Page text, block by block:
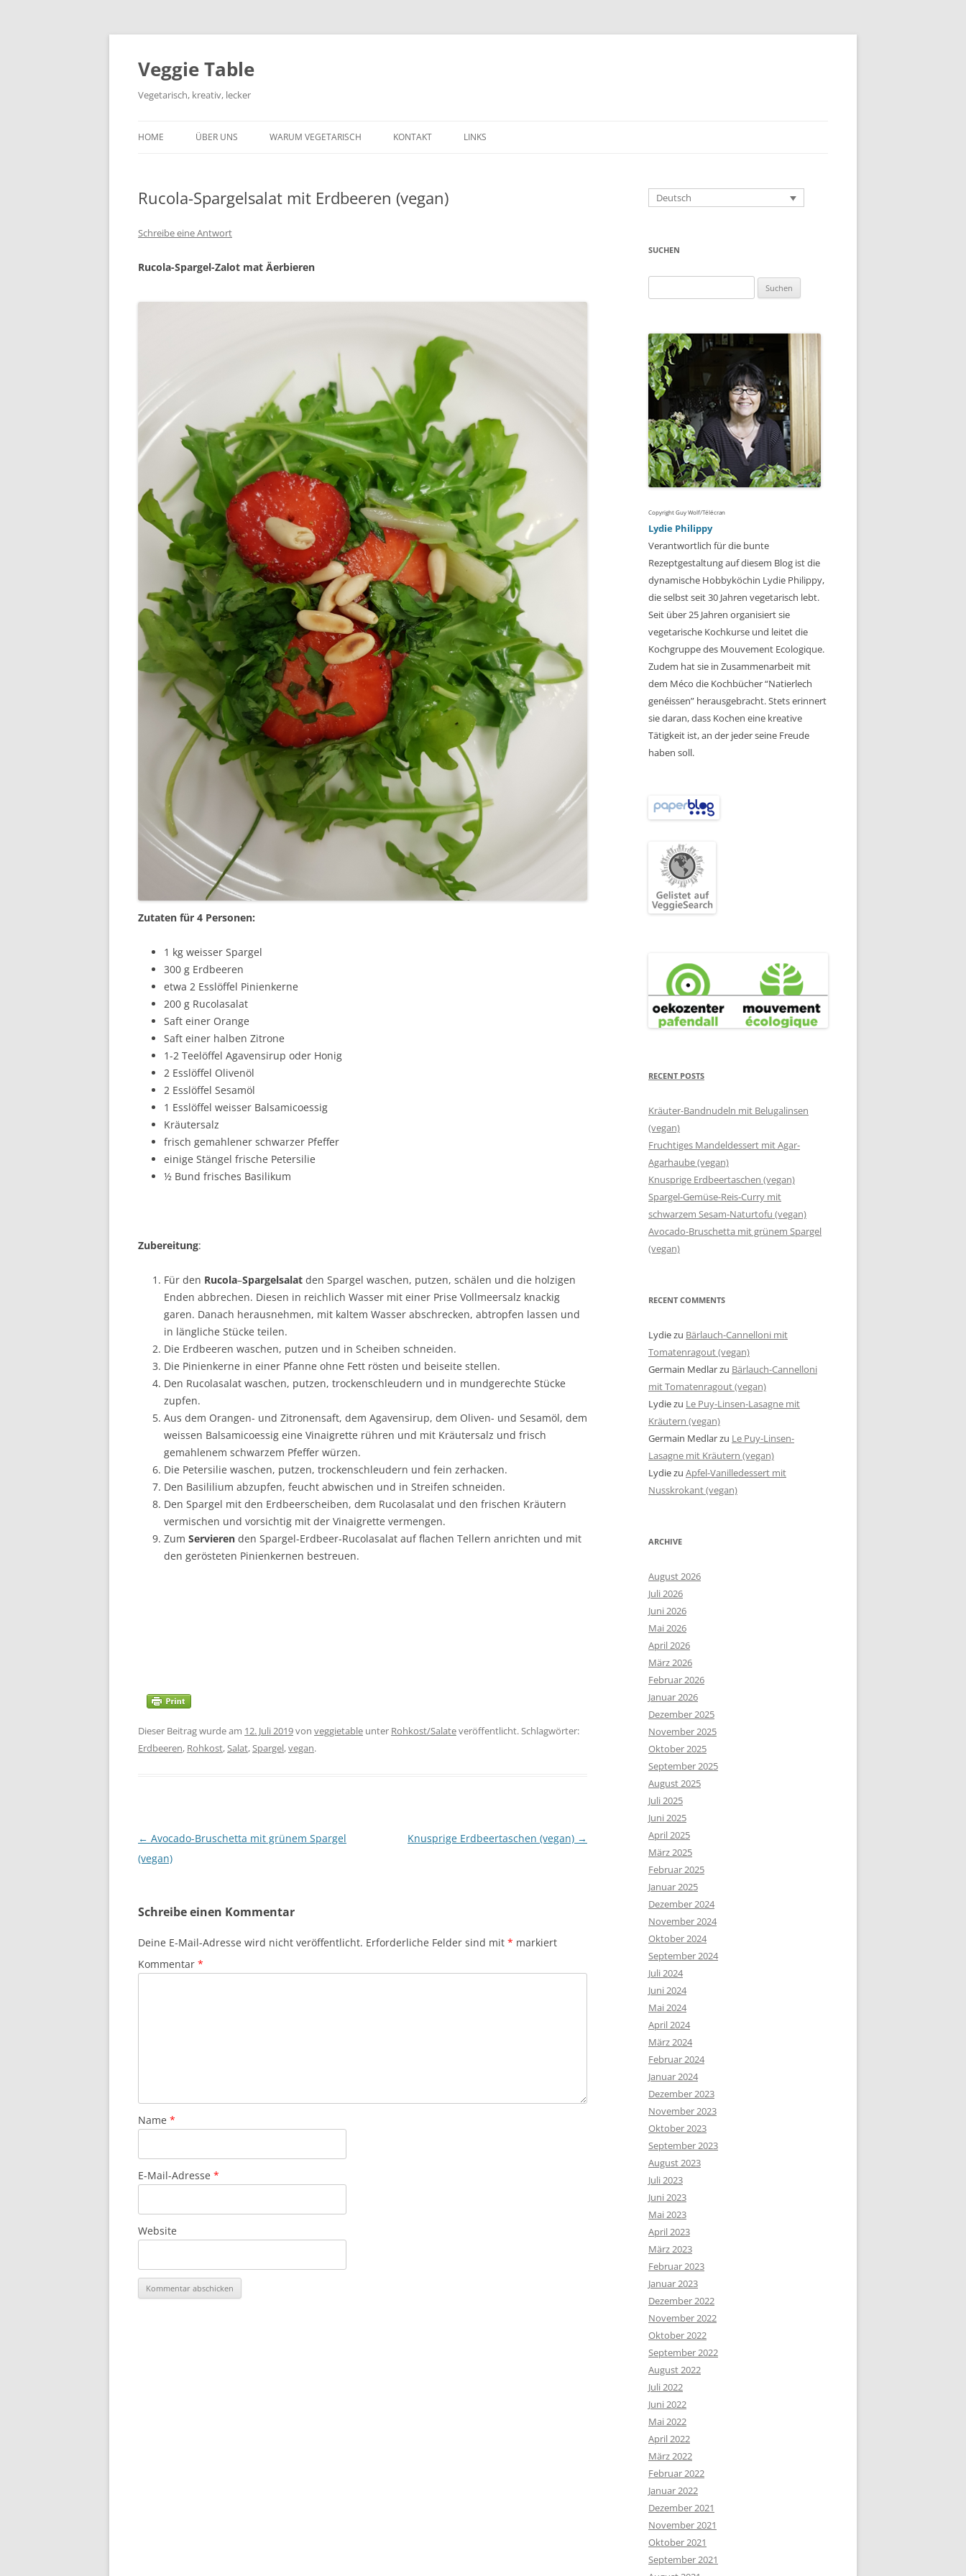
Zum
Veggie Table
Vegetarisch, kreativ, lecker
HOME ÜBER UNS WARUM VEGETARISCH KONTAKT LINKS
Rucola-Spargelsalat mit Erdbeeren (vegan)
Schreibe eine Antwort
Rucola-Spargel-Zalot mat Äerbieren
Zutaten für 4 Personen:
1 kg weisser Spargel
300 g Erdbeeren
etwa 2 Esslöffel Pinienkerne
200 g Rucolasalat
Saft einer Orange
Saft einer halben Zitrone
1-2 Teelöffel Agavensirup oder Honig
2 Esslöffel Olivenöl
2 Esslöffel Sesamöl
1 Esslöffel weisser Balsamicoessig
Kräutersalz
frisch gemahlener schwarzer Pfeffer
einige Stängel frische Petersilie
½ Bund frisches Basilikum
Zubereitung:
Für den Rucola–Spargelsalat den Spargel waschen, putzen, schälen und die holzigen
Enden abbrechen. Diesen in reichlich Wasser mit einer Prise Vollmeersalz knackig
garen. Danach herausnehmen, mit kaltem Wasser abschrecken, abtropfen lassen und
in längliche Stücke teilen.
Die Erdbeeren waschen, putzen und in Scheiben schneiden.
Die Pinienkerne in einer Pfanne ohne Fett rösten und beiseite stellen.
Den Rucolasalat waschen, putzen, trockenschleudern und in mundgerechte Stücke
zupfen.
Aus dem Orangen- und Zitronensaft, dem Agavensirup, dem Oliven- und Sesamöl, dem
weissen Balsamicoessig eine Vinaigrette rühren und mit Kräutersalz und frisch
gemahlenem schwarzem Pfeffer würzen.
Die Petersilie waschen, putzen, trockenschleudern und fein zerhacken.
Den Basililium abzupfen, feucht abwischen und in Streifen schneiden.
Den Spargel mit den Erdbeerscheiben, dem Rucolasalat und den frischen Kräutern
vermischen und vorsichtig mit der Vinaigrette vermengen.
Zum Servieren den Spargel-Erdbeer-Rucolasalat auf flachen Tellern anrichten und mit
den gerösteten Pinienkernen bestreuen.
Dieser Beitrag wurde am 12. Juli 2019von veggietable unter Rohkost/Salateveröffentlicht. Schlagwörter:
Erdbeeren, Rohkost,Salat,Spargel,vegan.
Beitragsnavigation
← Avocado-Bruschetta mit grünem Spargel
(vegan)
Knusprige Erdbeertaschen (vegan) →
Schreibe einen Kommentar
Deine E-Mail-Adresse wird nicht veröffentlicht. Erforderliche Felder sind mit * markiert
Kommentar *
Name *
E-Mail-Adresse *
Website
Deutsch
SUCHEN
nach:
Copyright Guy Wolf/Télécran
Lydie Philippy
Verantwortlich für die bunte
Rezeptgestaltung auf diesem Blog ist die
dynamische Hobbyköchin Lydie Philippy,
die selbst seit 30 Jahren vegetarisch lebt.
Seit über 25 Jahren organisiert sie
vegetarische Kochkurse und leitet die
Kochgruppe des Mouvement Ecologique.
Zudem hat sie in Zusammenarbeit mit
dem Méco die Kochbücher “Natierlech
genéissen” herausgebracht. Stets erinnert
sie daran, dass Kochen eine kreative
Tätigkeit ist, an der jeder seine Freude
haben soll.
RECENT POSTS
Kräuter-Bandnudeln mit Belugalinsen
(vegan)
Fruchtiges Mandeldessert mit Agar-
Agarhaube (vegan)
Knusprige Erdbeertaschen (vegan)
Spargel-Gemüse-Reis-Curry mit
schwarzem Sesam-Naturtofu (vegan)
Avocado-Bruschetta mit grünem Spargel
(vegan)
RECENT COMMENTS
Lydiezu Bärlauch-Cannelloni mit
Tomatenragout (vegan)
Germain Medlarzu Bärlauch-Cannelloni
mit Tomatenragout (vegan)
Lydiezu Le Puy-Linsen-Lasagne mit
Kräutern (vegan)
Germain Medlarzu Le Puy-Linsen-
Lasagne mit Kräutern (vegan)
Lydiezu Apfel-Vanilledessert mit
Nusskrokant (vegan)
ARCHIVE
August 2026
Juli 2026
Juni 2026
Mai 2026
April 2026
März 2026
Februar 2026
Januar 2026
Dezember 2025
November 2025
Oktober 2025
September 2025
August 2025
Juli 2025
Juni 2025
April 2025
März 2025
Februar 2025
Januar 2025
Dezember 2024
November 2024
Oktober 2024
September 2024
Juli 2024
Juni 2024
Mai 2024
April 2024
März 2024
Februar 2024
Januar 2024
Dezember 2023
November 2023
Oktober 2023
September 2023
August 2023
Juli 2023
Juni 2023
Mai 2023
April 2023
März 2023
Februar 2023
Januar 2023
Dezember 2022
November 2022
Oktober 2022
September 2022
August 2022
Juli 2022
Juni 2022
Mai 2022
April 2022
März 2022
Februar 2022
Januar 2022
Dezember 2021
November 2021
Oktober 2021
September 2021